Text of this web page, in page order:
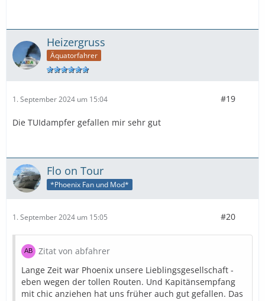
Heizergruss
Äquatorfahrer
1. September 2024 um 15:04 #19
Die TUIdampfer gefallen mir sehr gut
Flo on Tour
*Phoenix Fan und Mod*
1. September 2024 um 15:05 #20
Zitat von abfahrer
Lange Zeit war Phoenix unsere Lieblingsgesellschaft -
eben wegen der tollen Routen. Und Kapitänsempfang
mit chic anziehen hat uns früher auch gut gefallen. Das